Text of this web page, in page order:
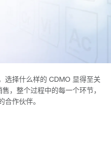
选择什么样的 CDMO 显得至关
，整个过程中的每一个环节，
作伙伴。